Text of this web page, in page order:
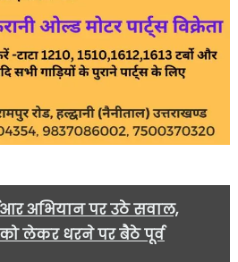
अभियान पर उठे सवाल,
लेकर धरने पर बैठे पूर्व